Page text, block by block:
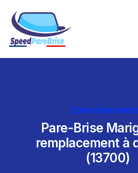
content
Speed Pare-Brise France
Zone
Pare-Brise
remplacement à
(13700)